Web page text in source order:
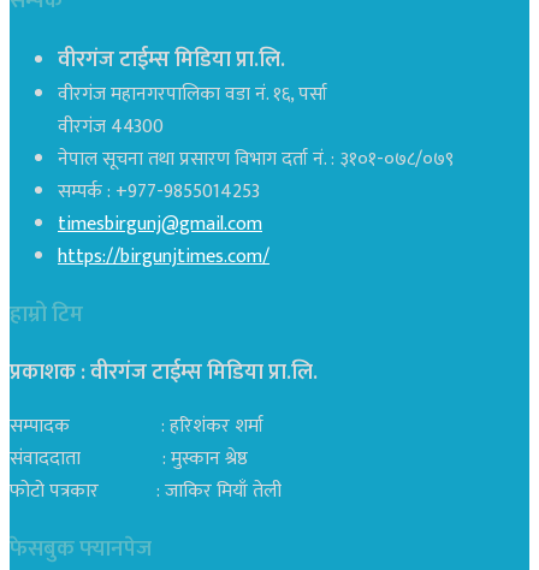
वीरगंज टाईम्स मिडिया प्रा.लि.
वीरगंज महानगरपालिका वडा नं. १६, पर्सा
वीरगंज 44300
नेपाल सूचना तथा प्रसारण विभाग दर्ता नं. : ३१०१-०७८/०७९
सम्पर्क : +977-9855014253
timesbirgunj@gmail.com
https://birgunjtimes.com/
हाम्रो टिम
प्रकाशक : वीरगंज टाईम्स मिडिया प्रा‍.लि.
सम्पादक : हरिशंकर शर्मा
संवाददाता : मुस्कान श्रेष्ठ
फोटो पत्रकार : जाकिर मियाँ तेली
फेसबुक फ्यानपेज